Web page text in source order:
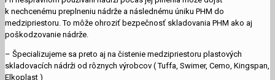
k nechcenému preplneniu nádrže a následnému úniku PHM do
medzipriestoru. To môže ohroziť bezpečnosť skladovania PHM ako aj
poškodzovanie nádrže.
– Špecializujeme sa preto aj na čistenie medzipriestoru plastových
skladovacích nádrži od rôznych výrobcov ( Tuffa, Swimer, Cemo, Kingspan,
Elkoplast )